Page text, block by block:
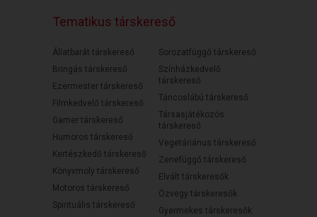
Tematikus társkereső
Állatbarát társkereső
Bringás társkereső
Ezermester társkereső
Filmkedvelő társkereső
Gamer társkereső
Humoros társkereső
Kertészkedő társkereső
Könyvmoly társkereső
Motoros társkereső
Spirituális társkereső
Sorozatfüggő társkereső
Színházkedvelő
társkereső
Táncoslábú társkereső
Társasjátékozós
társkereső
Vegetáriánus társkereső
Zenefüggő társkereső
Elvált társkeresők
Özvegy társkeresők
Gyermekes társkeresők